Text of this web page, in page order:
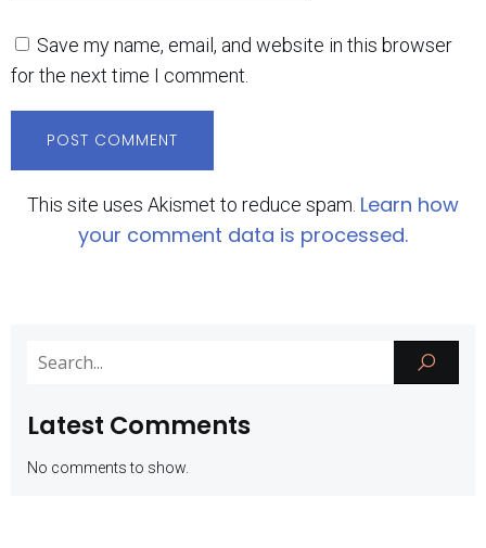
Save my name, email, and website in this browser
for the next time I comment.
This site uses Akismet to reduce spam. Learn how
your comment data is processed.
Latest Comments
No comments to show.